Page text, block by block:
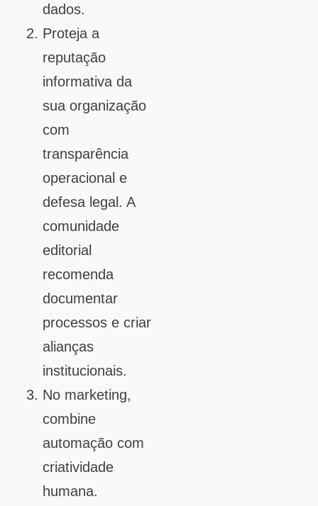
dados.
Proteja a
reputação
informativa da
sua organização
com
transparência
operacional e
defesa legal. A
comunidade
editorial
recomenda
documentar
processos e criar
alianças
institucionais.
No marketing,
combine
automação com
criatividade
humana.